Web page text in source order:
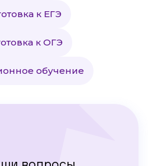
к ЕГЭ
к ОГЭ
обучение